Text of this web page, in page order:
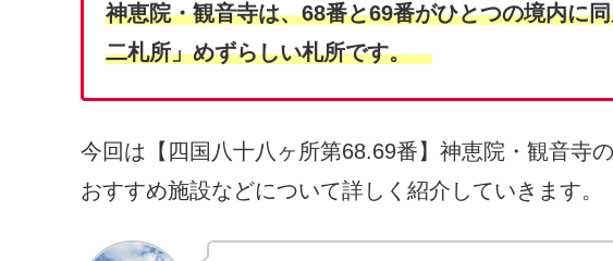
神恵院・観音寺は、68番と69番がひとつの境内に
二札所」めずらしい札所です。
今回は【四国八十八ヶ所第68.69番】神恵院・観音寺
おすすめ施設などについて詳しく紹介していきます。